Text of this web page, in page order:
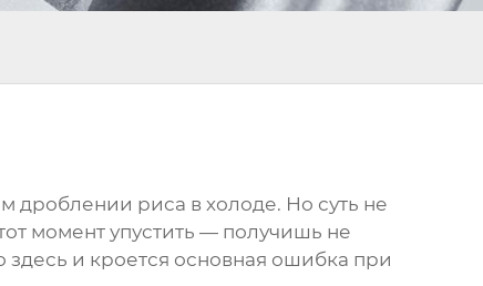
дроблении риса в холоде. Но суть не
момент упустить — получишь не
и кроется основная ошибка при